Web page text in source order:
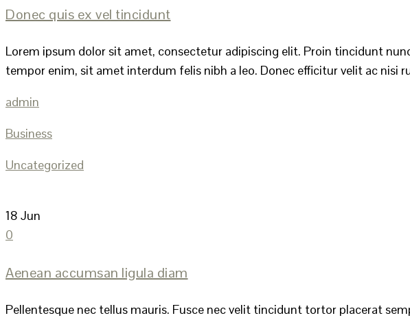
Donec quis ex vel tincidunt
Lorem ipsum dolor sit amet, consectetur adipiscing elit. Proin tincidunt
tempor enim, sit amet interdum felis nibh a leo. Donec efficitur velit ac nisi
admin
Business
Uncategorized
18 Jun
0
Aenean accumsan ligula diam
Pellentesque nec tellus mauris. Fusce nec velit tincidunt tortor placerat